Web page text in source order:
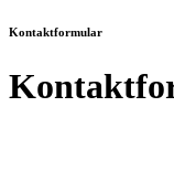
Kontaktformular